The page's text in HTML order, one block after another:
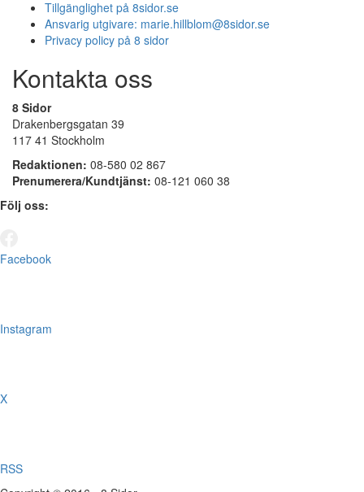
Tillgänglighet på 8sidor.se
Ansvarig utgivare: marie.hillblom@8sidor.se
Privacy policy på 8 sidor
Kontakta oss
8 Sidor
Drakenbergsgatan 39
117 41 Stockholm
Redaktionen: 08-580 02 867
Prenumerera/Kundtjänst: 08-121 060 38
Följ oss:
Facebook
Instagram
X
RSS